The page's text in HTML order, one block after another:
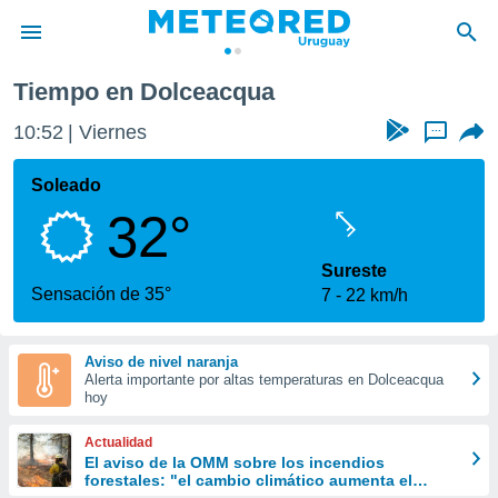
de
ha
calidad.
a este
las
y
forma
digital
basada
Tiempo en Dolceacqua
10:52 Viernes ...
Soleado
32°
Sensación de 35°
Sureste
7
22 km/h
Aviso de nivel naranja
Alerta importante por altas temperaturas en Dolceacqua
hoy
Actualidad
El aviso de la OMM sobre los incendios
forestales: "el cambio climático aumenta el